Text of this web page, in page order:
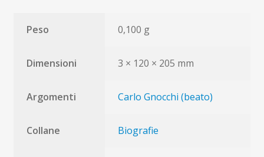
Peso 0,100 g
Dimensioni 3 × 120 × 205 mm
Argomenti Carlo Gnocchi (beato)
Collane Biografie